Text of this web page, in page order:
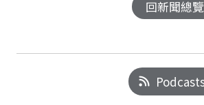
回新聞總覽